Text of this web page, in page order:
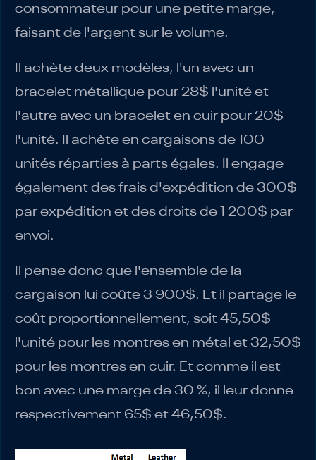
consommateur pour une petite marge,
faisant de l'argent sur le volume.
Il achète deux modèles, l'un avec un
bracelet métallique pour 28$ l'unité et
l'autre avec un bracelet en cuir pour 20$
l'unité. Il achète en cargaisons de 100
unités réparties à parts égales. Il engage
également des frais d'expédition de 300$
par expédition et des droits de 1 200$ par
envoi.
Il pense donc que l'ensemble de la
cargaison lui coûte 3 900$. Et il partage le
coût proportionnellement, soit 45,50$
l'unité pour les montres en métal et 32,50$
pour les montres en cuir. Et comme il est
bon avec une marge de 30 %, il leur donne
respectivement 65$ et 46,50$.